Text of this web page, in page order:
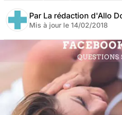
Par La rédaction d'Allo
Mis à jour le 14/02/2018